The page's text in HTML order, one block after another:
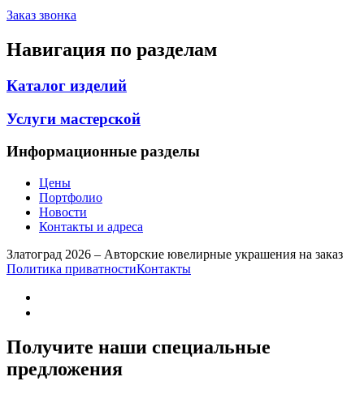
Заказ звонка
Навигация по разделам
Каталог изделий
Услуги мастерской
Информационные разделы
Цены
Портфолио
Новости
Контакты и адреса
Златоград 2026 – Авторские ювелирные украшения на заказ
Политика приватностиКонтакты
Получите наши специальные
предложения